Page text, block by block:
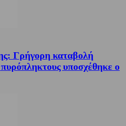
Γρήγορη καταβολή
υποσχέθηκε ο